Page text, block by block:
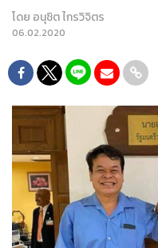
โดย อนุชิต ไกรวิจิตร
06.02.2020